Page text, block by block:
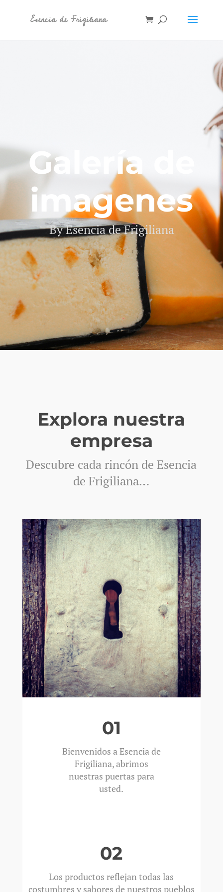
Galería de
imagenes
By Esencia de Frigiliana
Explora nuestra
empresa
Descubre cada rincón de Esencia
de Frigiliana…
01
Bienvenidos a Esencia de
Frigiliana, abrimos
nuestras puertas para
usted.
02
Los productos reflejan todas las
costumbres y sabores de nuestros pueblos